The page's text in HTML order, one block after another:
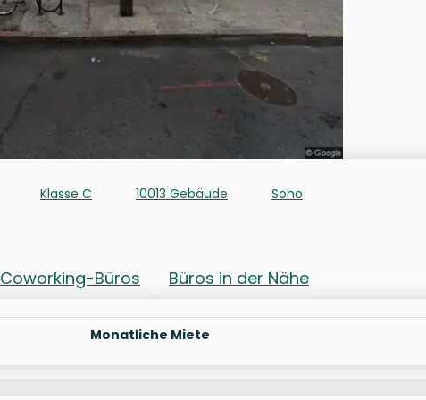
Klasse C 10013 Gebäude Soho
Coworking-Büros Büros in der Nähe
Monatliche Miete